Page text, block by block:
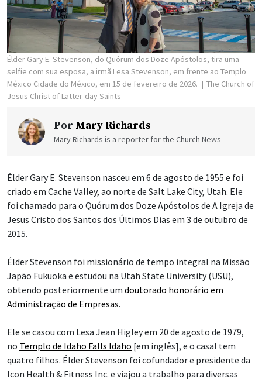
Élder Gary E. Stevenson, do Quórum dos Doze Apóstolos, tira uma
selfie com sua esposa, a irmã Lesa Stevenson, em frente ao Templo
México Cidade do México, em 15 de fevereiro de 2026.
The Church of
Jesus Christ of Latter-day Saints
Por Mary Richards
Mary Richards is a reporter for the Church News
Élder Gary E. Stevenson nasceu em 6 de agosto de 1955 e foi
criado em Cache Valley, ao norte de Salt Lake City, Utah. Ele
foi chamado para o Quórum dos Doze Apóstolos de A Igreja de
Jesus Cristo dos Santos dos Últimos Dias em 3 de outubro de
2015.
Élder Stevenson foi missionário de tempo integral na Missão
Japão Fukuoka e estudou na Utah State University (USU),
obtendo posteriormente um doutorado honorário em
Administração de Empresas.
Ele se casou com Lesa Jean Higley em 20 de agosto de 1979,
no Templo de Idaho Falls Idaho [em inglês], e o casal tem
quatro filhos. Élder Stevenson foi cofundador e presidente da
Icon Health & Fitness Inc. e viajou a trabalho para diversas